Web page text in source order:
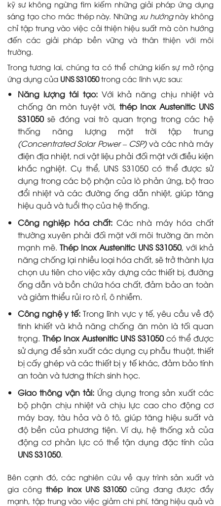
kỹ sư không ngừng tìm kiếm những giải pháp ứng dụng
sáng tạo cho mác thép này. Những xu hướngnày không
chỉ tập trung vào việc cải thiện hiệu suất mà còn hướng
đến các giải pháp bền vững và thân thiện với môi
trường.
Trong tương lai, chúng ta có thể chứng kiến sự mở rộng
ứng dụng của UNS S31050trong các lĩnh vực sau:
Năng lượng tái tạo:Với khả năng chịu nhiệt và
chống ăn mòn tuyệt vời, thép Inox Austenitic UNS
S31050sẽ đóng vai trò quan trọng trong các hệ
thống năng lượng mặt trời tập trung
(Concentrated Solar Power – CSP)và các nhà máy
điện địa nhiệt, nơi vật liệu phải đối mặt với điều kiện
khắc nghiệt. Cụ thể, UNS S31050 có thể được sử
dụng trong các bộ phận của lò phản ứng, bộ trao
đổi nhiệt và các đường ống dẫn nhiệt, giúp tăng
hiệu quả và tuổi thọ của hệ thống.
Công nghiệp hóa chất: Các nhà máy hóa chất
thường xuyên phải đối mặt với môi trường ăn mòn
mạnh mẽ.Thép Inox Austenitic UNS S31050, với khả
năng chống lại nhiều loại hóa chất, sẽ trở thành lựa
chọn ưu tiên cho việc xây dựng các thiết bị, đường
ống dẫn và bồn chứa hóa chất, đảm bảo an toàn
và giảm thiểu rủi ro rò rỉ, ô nhiễm.
Công nghệ y tế: Trong lĩnh vực y tế, yêu cầu về độ
tinh khiết và khả năng chống ăn mòn là tối quan
trọng. Thép Inox Austenitic UNS S31050có thể được
sử dụng để sản xuất các dụng cụ phẫu thuật, thiết
bị cấy ghép và các thiết bị y tế khác, đảm bảo tính
an toàn và tương thích sinh học.
Giao thông vận tải:Ứng dụng trong sản xuất các
bộ phận chịu nhiệt và chịu lực cao cho động cơ
máy bay, tàu hỏa và ô tô, giúp tăng hiệu suất và
độ bền của phương tiện. Ví dụ, hệ thống xả của
động cơ phản lực có thể tận dụng đặc tính của
UNS S31050.
Bên cạnh đó, các nghiên cứu về quy trình sản xuất và
gia côngthép inox UNS S31050cũng đang được đẩy
mạnh, tập trung vào việc giảm chi phí, tăng hiệu quả và